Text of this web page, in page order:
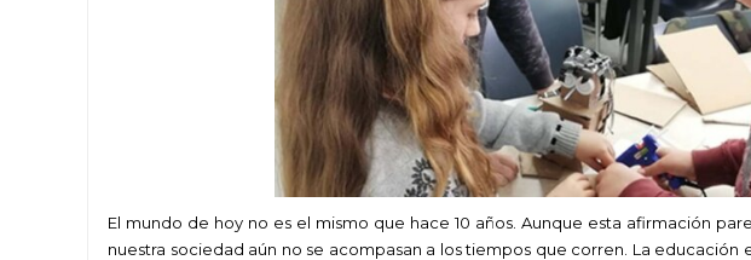
El mundo de hoy no es el mismo que hace 10 años. Aunque esta afirmación
nuestra sociedad aún no se acompasan a los tiempos que corren. La